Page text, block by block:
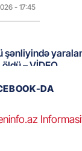
- 17:45
şənliyində
– VİDEO
qadının milyonluq
DA